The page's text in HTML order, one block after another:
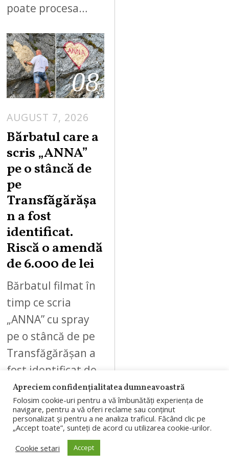
poate procesa…
08
AUGUST 7, 2026
Bărbatul care a
scris „ANNA”
pe o stâncă de
pe
Transfăgărășa
n a fost
identificat.
Riscă o amendă
de 6.000 de lei
Bărbatul filmat în
timp ce scria
„ANNA” cu spray
pe o stâncă de pe
Transfăgărășan a
fost identificat de
polițiști. Garda
de…
Apreciem confidențialitatea dumneavoastră
Folosim cookie-uri pentru a vă îmbunătăți experiența de
navigare, pentru a vă oferi reclame sau conținut
personalizat și pentru a ne analiza traficul. Făcând clic pe
„Accept toate”, sunteți de acord cu utilizarea cookie-urilor.
Cookie setari
Accept